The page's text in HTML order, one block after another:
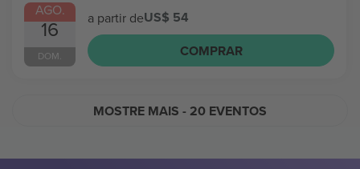
AGO.
16
DOM.
a partir deUS$ 54
COMPRAR
MOSTRE MAIS - 20 EVENTOS